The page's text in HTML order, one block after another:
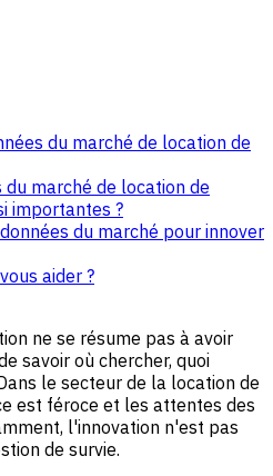
du marché de location de
du marché de location de
importantes ?
du marché pour innover
aider ?
ne se résume pas à avoir
savoir où chercher, quoi
le secteur de la location de
est féroce et les attentes des
l'innovation n'est pas
de survie.